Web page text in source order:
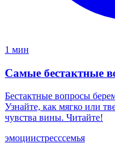
1 мин
Самые бестактные
Бестактные вопросы
Узнайте, как мягко или
чувства вины. Читайте!
эмоциистресссемья